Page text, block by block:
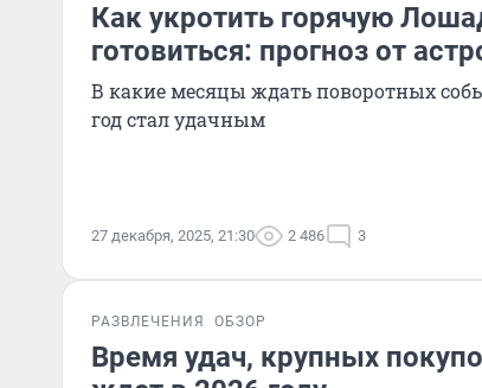
Как укротить горячую
готовиться: прогноз от
В какие месяцы ждать поворотных
год стал удачным
27 декабря, 2025, 21:30 2 486 3
РАЗВЛЕЧЕНИЯ ОБЗОР
Время удач, крупных